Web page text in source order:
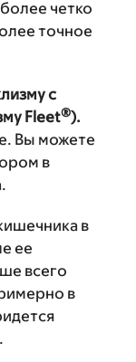
четко
точное
с
Fleet®).
Вы можете
в
в
ее
всего
в